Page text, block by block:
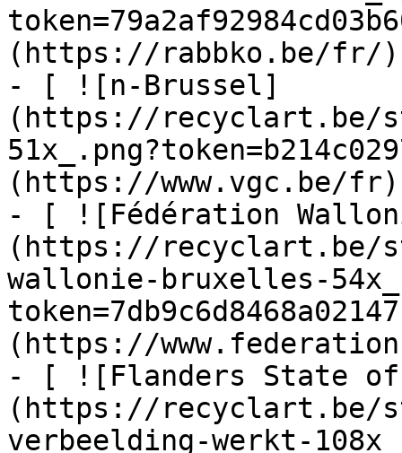
(https://rabbko.be/fr/)
- [ ![n-Brussel]
(https://recyclart.be/
(https://www.vgc.be/fr)
- [ ![Fédération
(https://recyclart.be/
wallonie-bruxelles-
(https://
- [ ![Flanders State
(https://recyclart.be/
verbeelding-werkt-